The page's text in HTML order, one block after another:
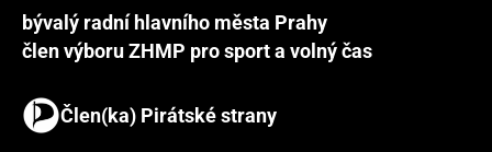
bývalý radní hlavního města Prahy
člen výboru ZHMP pro sport a volný čas
Člen(ka) Pirátské strany